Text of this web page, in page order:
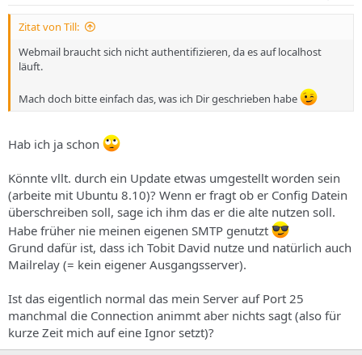
(1) RSET
(1) QUIT
(1) 221 2.0.0 Bye
Zitat von Till:
Webmail braucht sich nicht authentifizieren, da es auf localhost
läuft.
Mach doch bitte einfach das, was ich Dir geschrieben habe
Hab ich ja schon
Könnte vllt. durch ein Update etwas umgestellt worden sein
(arbeite mit Ubuntu 8.10)? Wenn er fragt ob er Config Datein
überschreiben soll, sage ich ihm das er die alte nutzen soll.
Habe früher nie meinen eigenen SMTP genutzt
Grund dafür ist, dass ich Tobit David nutze und natürlich auch
Mailrelay (= kein eigener Ausgangsserver).
Ist das eigentlich normal das mein Server auf Port 25
manchmal die Connection animmt aber nichts sagt (also für
kurze Zeit mich auf eine Ignor setzt)?